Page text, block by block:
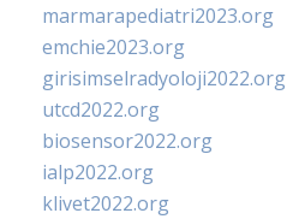
marmarapediatri2023.org
emchie2023.org
girisimselradyoloji2022.org
utcd2022.org
biosensor2022.org
ialp2022.org
klivet2022.org